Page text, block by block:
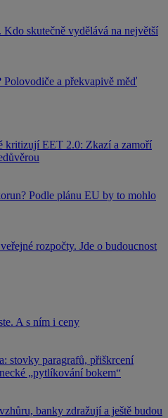
skutečně vydělává na největší
a překvapivě měď
kritizují EET 2.0: Zkazí a zamoří
Podle plánu EU by to mohlo
rozpočty. Jde o budoucnost
A s ním i ceny
stovky paragrafů, přiškrcení
„pytlíkování bokem“
banky zdražují a ještě budou